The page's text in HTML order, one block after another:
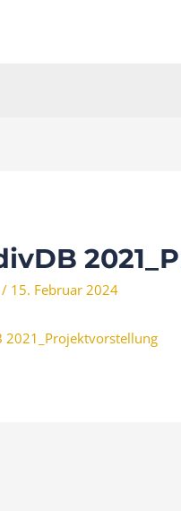
/ 15. Februar 2024
2021_Projektvorstellung